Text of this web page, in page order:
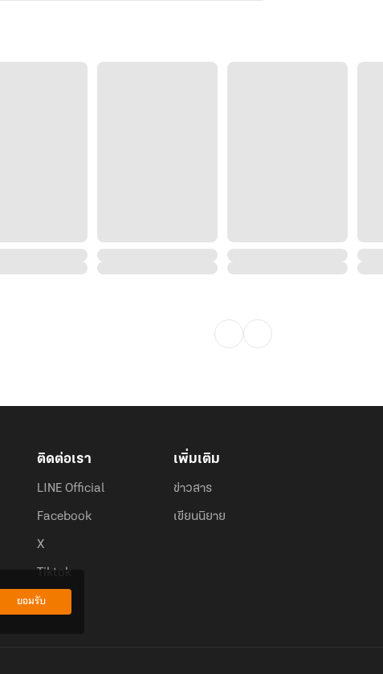
ติดต่อเรา
LINE Official
Facebook
X
Tiktok
เพิ่มเติม
ข่าวสาร
เขียนนิยาย
ยอมรับ